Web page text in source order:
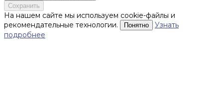
Сохранить
На нашем сайте мы используем cookie-файлы и
рекомендательные технологии.
Понятно
Узнать
подробнее